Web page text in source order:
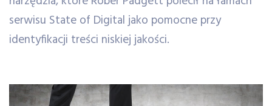
serwisu State of Digital jako pomocne przy
identyfikacji treści niskiej jakości.